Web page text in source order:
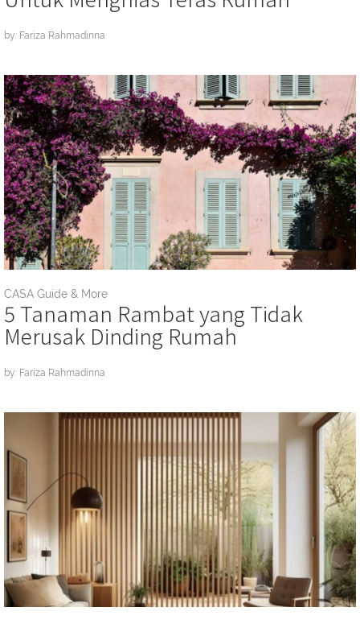
by: Fariza Rahmadinna
CASA Guide & More
5 Tanaman Rambat yang Tidak
Merusak Dinding Rumah
by: Fariza Rahmadinna